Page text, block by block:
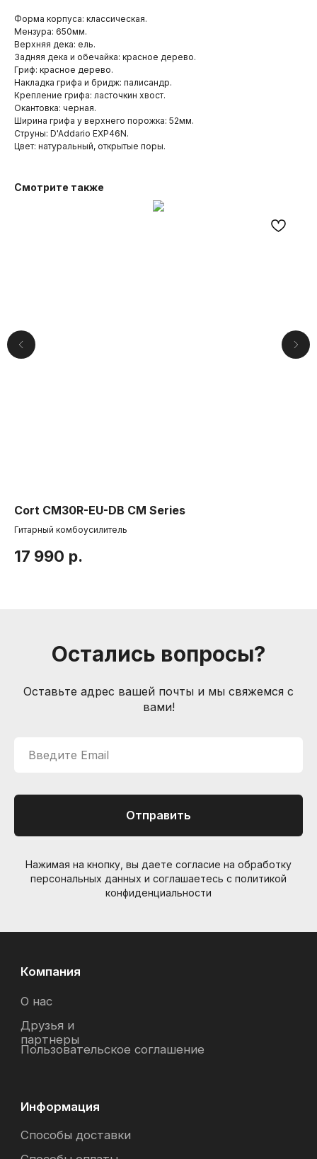
Форма корпуса: классическая.
Мензура: 650мм.
Верхняя дека: ель.
Задняя дека и обечайка: красное дерево.
Гриф: красное дерево.
Накладка грифа и бридж: палисандр.
Крепление грифа: ласточкин хвост.
Окантовка: черная.
Ширина грифа у верхнего порожка: 52мм.
Струны: D'Addario EXP46N.
Цвет: натуральный, открытые поры.
Смотрите также
Cort CM30R-EU-DB CM Series
Гитарный комбоусилитель
17 990 р.
Остались вопросы?
Оставьте адрес вашей почты и мы свяжемся с
вами!
Введите Email
Отправить
Нажимая на кнопку, вы даете согласие на обработку
персональных данных и соглашаетесь c политикой
конфиденциальности
Способы оплаты
Способы доставки
© Интернет-магазин "Необходимые вещи". Г. Санкт-